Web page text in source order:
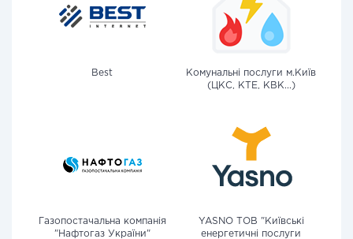
Best
Комунальні послуги м.Київ
(ЦКС, КТЕ, КВК...)
Газопостачальна компанія
"Нафтогаз України"
YASNO ТОВ "Київські
енергетичні послуги